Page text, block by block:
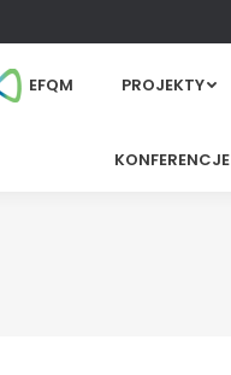
EFQM PROJEKTY
KONFERENCJE